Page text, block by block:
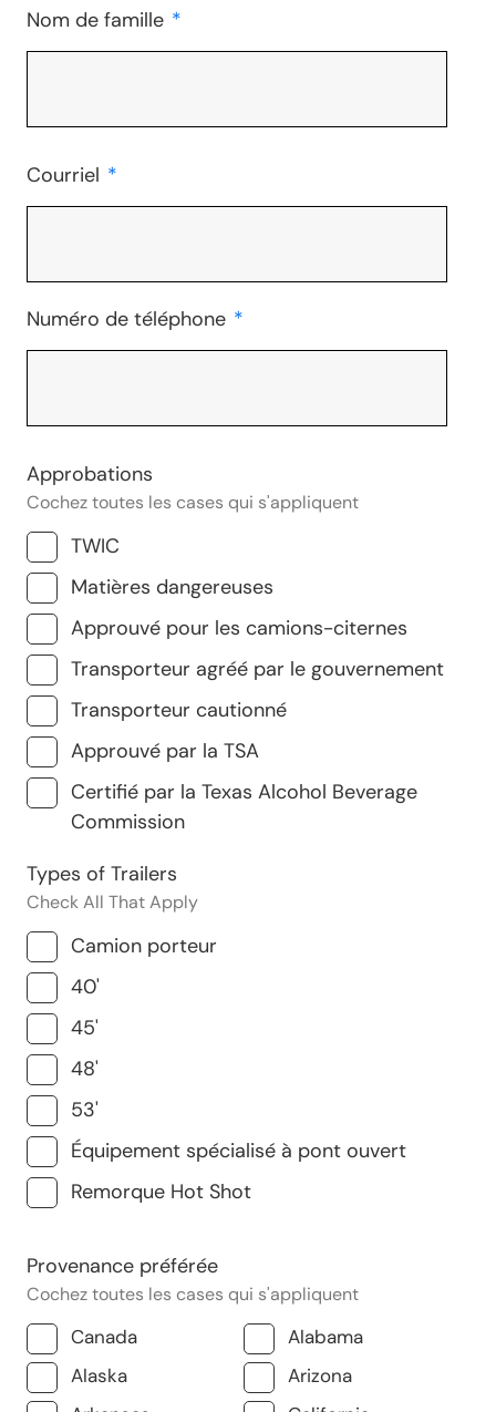
Nom de famille *
Courriel *
Numéro de téléphone *
Approbations
Cochez toutes les cases qui s'appliquent
TWIC
Matières dangereuses
Approuvé pour les camions-citernes
Transporteur agréé par le gouvernement
Transporteur cautionné
Approuvé par la TSA
Certifié par la Texas Alcohol Beverage
Commission
Types of Trailers
Check All That Apply
Camion porteur
40'
45'
48'
53'
Équipement spécialisé à pont ouvert
Remorque Hot Shot
Provenance préférée
Cochez toutes les cases qui s'appliquent
Canada
Alabama
Alaska
Arizona